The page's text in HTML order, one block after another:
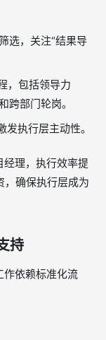
选，关注“结果导
，包括领导力
部门轮岗。
执行层主动性。
理，执行效率提
，确保执行层成为
持
作依赖标准化流